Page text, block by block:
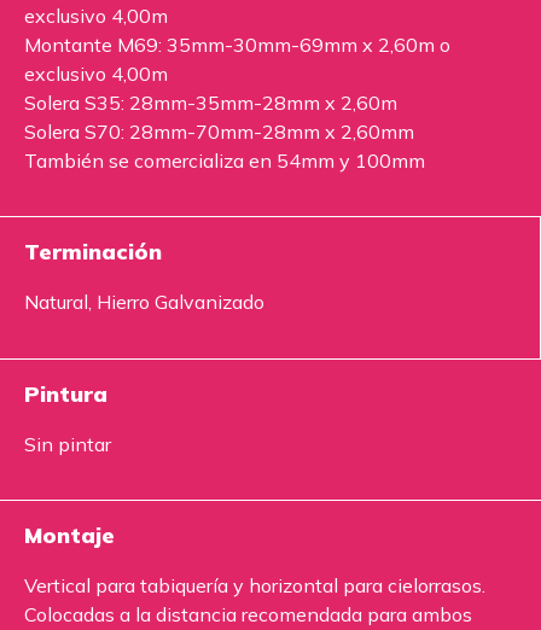
exclusivo 4,00m
Montante M69: 35mm-30mm-69mm x 2,60m o
exclusivo 4,00m
Solera S35: 28mm-35mm-28mm x 2,60m
Solera S70: 28mm-70mm-28mm x 2,60mm
También se comercializa en 54mm y 100mm
Terminación
Natural, Hierro Galvanizado
Pintura
Sin pintar
Montaje
Vertical para tabiquería y horizontal para cielorrasos.
Colocadas a la distancia recomendada para ambos